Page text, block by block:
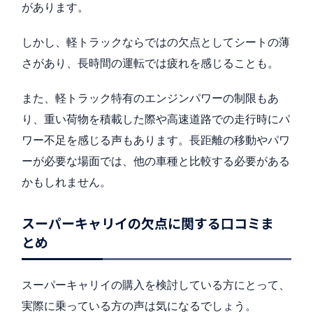
があります。
しかし、軽トラックならではの欠点としてシートの薄
さがあり、長時間の運転では疲れを感じることも。
また、軽トラック特有のエンジンパワーの制限もあ
り、重い荷物を積載した際や高速道路での走行時にパ
ワー不足を感じる声もあります。長距離の移動やパワ
ーが必要な場面では、他の車種と比較する必要がある
かもしれません。
スーパーキャリイの欠点に関する口コミま
とめ
スーパーキャリイの購入を検討している方にとって、
実際に乗っている方の声は気になるでしょう。